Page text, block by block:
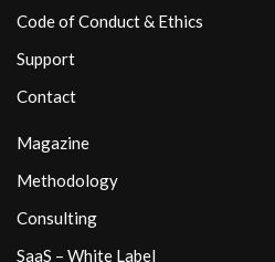
Code of Conduct & Ethics
Support
Contact
Magazine
Methodology
Consulting
SaaS – White Label